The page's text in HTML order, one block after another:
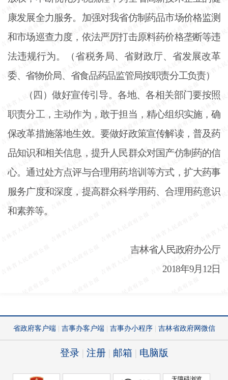
康发展全力服务。加强对我省仿制药品市场价格监测
和市场巡查力度，依法严厉打击原料药价格垄断等违
法违规行为。（省税务局、省财政厅、省发展改革
委、省物价局、省食品药品监管局按职责分工负责）
（四）做好宣传引导。各地、各相关部门要按照
职责分工，主动作为，敢于担当，精心组织实施，确
保改革措施落地生效。要做好政策宣传解读，普及药
品知识和相关信息，提升人民群众对国产仿制药的信
心。通过处方点评与合理用药培训等方式，扩大药事
服务广度和深度，提高群众科学用药、合理用药意识
和素养等。
吉林省人民政府办公厅
2018年9月12日